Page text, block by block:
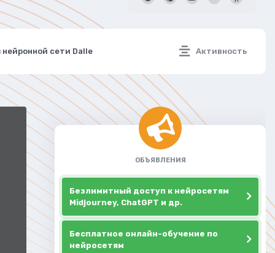
Активность
сети Dalle
ОБЪЯВЛЕНИЯ
Безлимитный доступ к нейросетям
Midjourney, ChatGPT и др.
Бесплатное онлайн-обучение по
нейросетям